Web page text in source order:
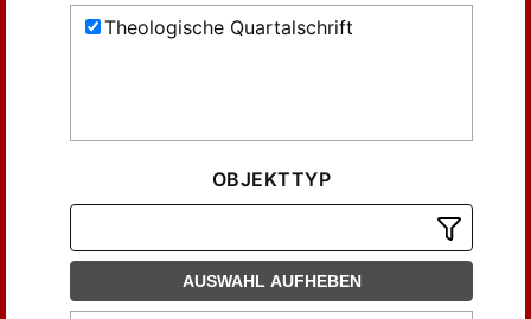
Theologische Quartalschrift
OBJEKTTYP
AUSWAHL AUFHEBEN